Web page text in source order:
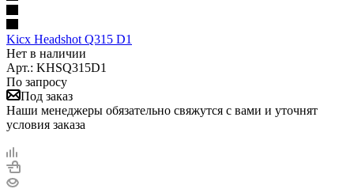
Kicx Headshot Q315 D1
Нет в наличии
Арт.: KHSQ315D1
По запросу
Под заказ
Наши менеджеры обязательно свяжутся с вами и уточнят
условия заказа